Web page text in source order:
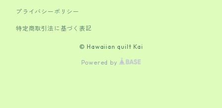
プライバシーポリシー
特定商取引法に基づく表記
© Hawaiian quilt Kai
Powered by